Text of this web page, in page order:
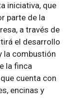
iniciativa, que
parte de la
a través de
el desarrollo
la combustión
la finca
cuenta con
encinas y